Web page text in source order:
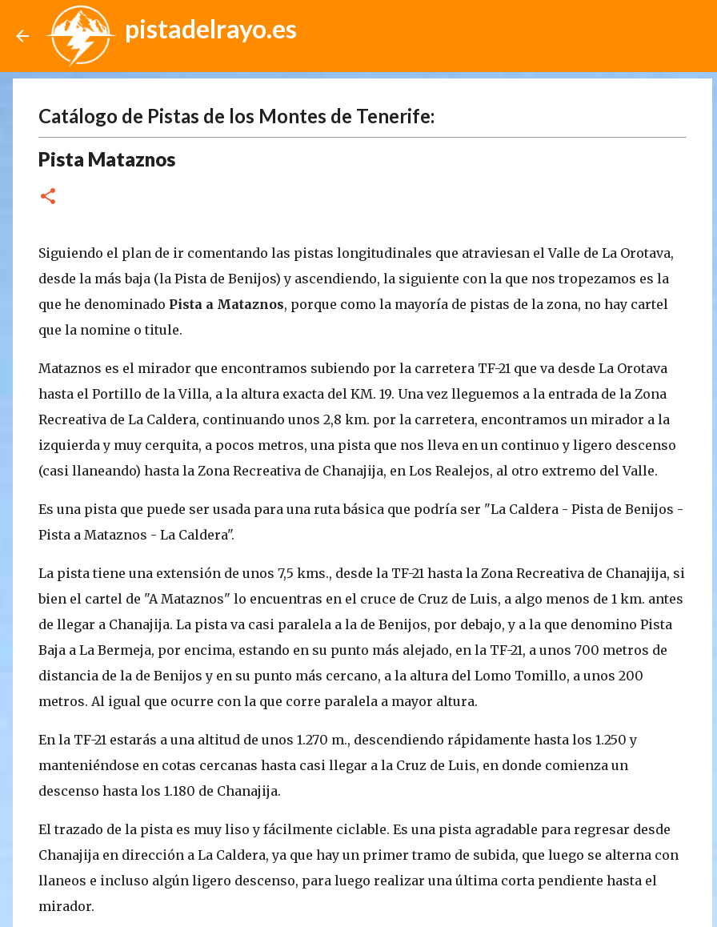
pistadelrayo.es
Catálogo de Pistas de los Montes de Tenerife:
Pista Mataznos
Siguiendo el plan de ir comentando las pistas longitudinales que atraviesan el Valle de La Orotava,
desde la más baja (la Pista de Benijos) y ascendiendo, la siguiente con la que nos tropezamos es la
que he denominado Pista a Mataznos, porque como la mayoría de pistas de la zona, no hay cartel
que la nomine o titule.
Mataznos es el mirador que encontramos subiendo por la carretera TF-21 que va desde La Orotava
hasta el Portillo de la Villa, a la altura exacta del KM. 19. Una vez lleguemos a la entrada de la Zona
Recreativa de La Caldera, continuando unos 2,8 km. por la carretera, encontramos un mirador a la
izquierda y muy cerquita, a pocos metros, una pista que nos lleva en un continuo y ligero descenso
(casi llaneando) hasta la Zona Recreativa de Chanajija, en Los Realejos, al otro extremo del Valle.
Es una pista que puede ser usada para una ruta básica que podría ser "La Caldera - Pista de Benijos -
Pista a Mataznos - La Caldera".
La pista tiene una extensión de unos 7,5 kms., desde la TF-21 hasta la Zona Recreativa de Chanajija, si
bien el cartel de "A Mataznos" lo encuentras en el cruce de Cruz de Luis, a algo menos de 1 km. antes
de llegar a Chanajija. La pista va casi paralela a la de Benijos, por debajo, y a la que denomino Pista
Baja a La Bermeja, por encima, estando en su punto más alejado, en la TF-21, a unos 700 metros de
distancia de la de Benijos y en su punto más cercano, a la altura del Lomo Tomillo, a unos 200
metros. Al igual que ocurre con la que corre paralela a mayor altura.
En la TF-21 estarás a una altitud de unos 1.270 m., descendiendo rápidamente hasta los 1.250 y
manteniéndose en cotas cercanas hasta casi llegar a la Cruz de Luis, en donde comienza un
descenso hasta los 1.180 de Chanajija.
El trazado de la pista es muy liso y fácilmente ciclable. Es una pista agradable para regresar desde
Chanajija en dirección a La Caldera, ya que hay un primer tramo de subida, que luego se alterna con
llaneos e incluso algún ligero descenso, para luego realizar una última corta pendiente hasta el
mirador.